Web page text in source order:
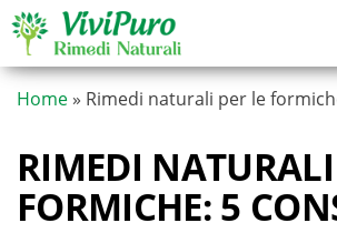
Vai
contenuto
Home » Rimedi naturali per le
RIMEDI NATURALI
FORMICHE: 5